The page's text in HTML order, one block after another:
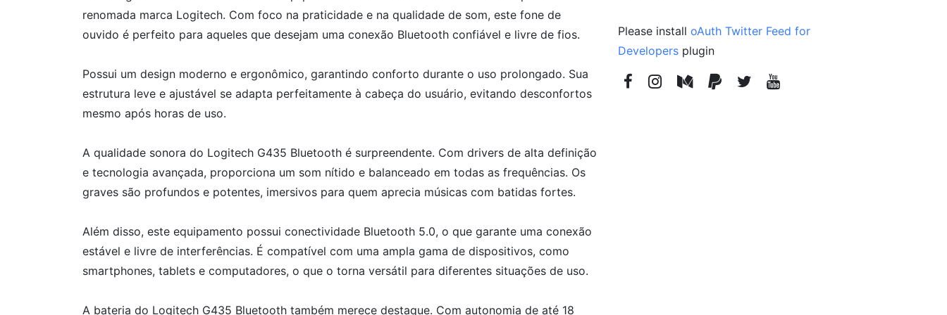
renomada marca Logitech. Com foco na praticidade e na qualidade de som, este fone de
ouvido é perfeito para aqueles que desejam uma conexão Bluetooth confiável e livre de fios.
Possui um design moderno e ergonômico, garantindo conforto durante o uso prolongado. Sua
estrutura leve e ajustável se adapta perfeitamente à cabeça do usuário, evitando desconfortos
mesmo após horas de uso.
A qualidade sonora do Logitech G435 Bluetooth é surpreendente. Com drivers de alta definição
e tecnologia avançada, proporciona um som nítido e balanceado em todas as frequências. Os
graves são profundos e potentes, imersivos para quem aprecia músicas com batidas fortes.
Além disso, este equipamento possui conectividade Bluetooth 5.0, o que garante uma conexão
estável e livre de interferências. É compatível com uma ampla gama de dispositivos, como
smartphones, tablets e computadores, o que o torna versátil para diferentes situações de uso.
A bateria do Logitech G435 Bluetooth também merece destaque. Com autonomia de até 18
Please install oAuth Twitter Feed for
Developers plugin